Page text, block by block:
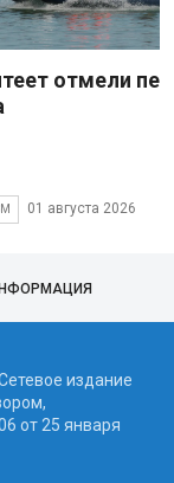
отмели
01 августа 2026
издание
от 25 января